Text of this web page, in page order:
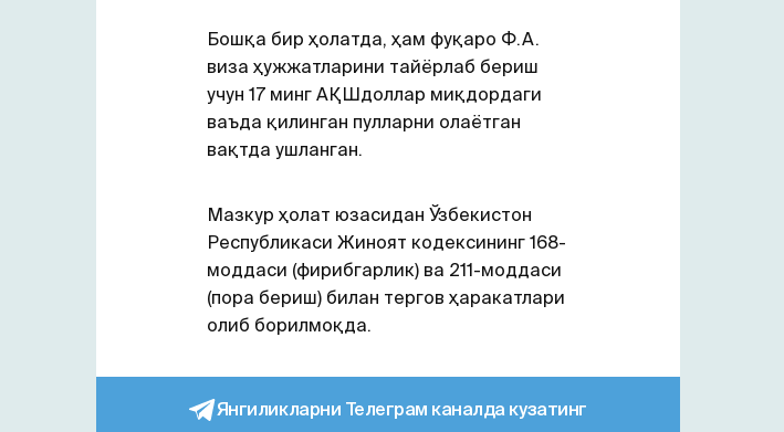
Бошқа бир ҳолатда, ҳам фуқаро Ф.А.
виза ҳужжатларини тайёрлаб бериш
учун 17 минг АҚШдоллар миқдордаги
ваъда қилинган пулларни олаётган
вақтда ушланган.
Мазкур ҳолат юзасидан Ўзбекистон
Республикаси Жиноят кодексининг 168-
моддаси (фирибгарлик) ва 211-моддаси
(пора бериш) билан тергов ҳаракатлари
олиб борилмоқда.
Янгиликларни Телеграм каналда кузатинг